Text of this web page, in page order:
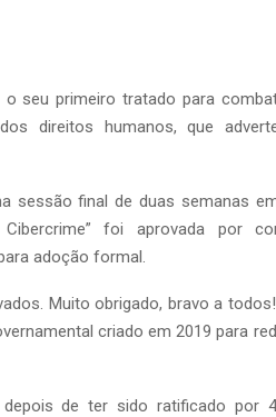
seu primeiro tratado para
direitos humanos, que
sessão final de duas semanas
foi aprovada por
adoção formal.
Muito obrigado, bravo a
criado em 2019 para
de ter sido ratificado por